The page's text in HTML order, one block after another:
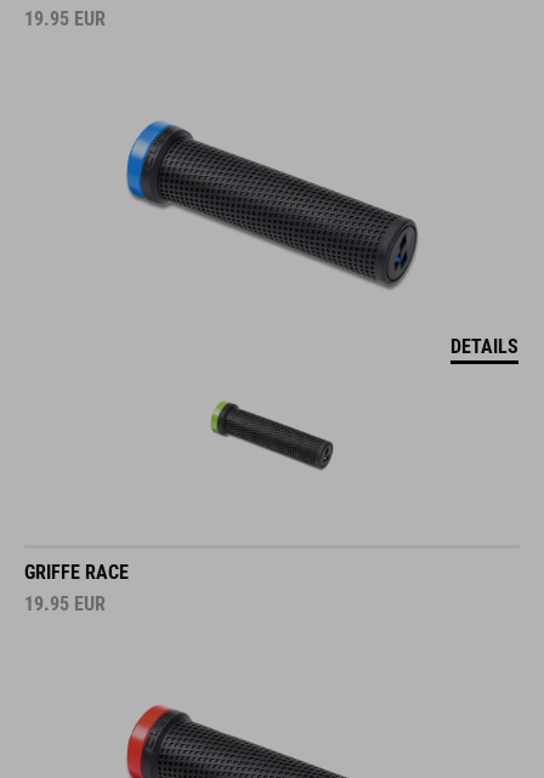
19.95 EUR
DETAILS
GRIFFE RACE
19.95 EUR